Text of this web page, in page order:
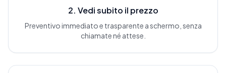
2. Vedi subito il prezzo
Preventivo immediato e trasparente a schermo, senza
chiamate né attese.